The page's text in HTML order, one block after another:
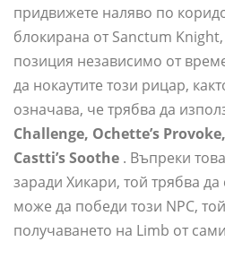
придвижете наляво по
блокирана от Sanctum
позиция независимо от
да нокаутите този рицар,
означава, че трябва да
Challenge, Ochette’s
Castti’s Soothe . Въпреки
заради Хикари, той трябва
може да победи този NPC,
получаването на Limb от